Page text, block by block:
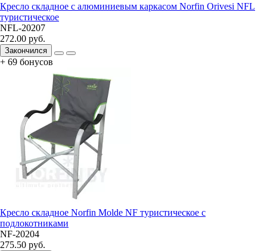
Кресло складное с алюминиевым каркасом Norfin Orivesi NFL
туристическое
NFL-20207
272.00 руб.
Закончился
+ 69 бонусов
Кресло складное Norfin Molde NF туристическое с
подлокотниками
NF-20204
275.50 руб.